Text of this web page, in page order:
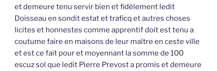
et demeure tenu servir bien et fidèlement ledit
Doisseau en sondit estat et traficq et autres choses
licites et honnestes comme apprentif doit est tenu a
coutume faire en maisons de leur maître en ceste ville
et est ce fait pour et moyennant la somme de 100
escuz sol que ledit Pierre Prevost a promis et demeure